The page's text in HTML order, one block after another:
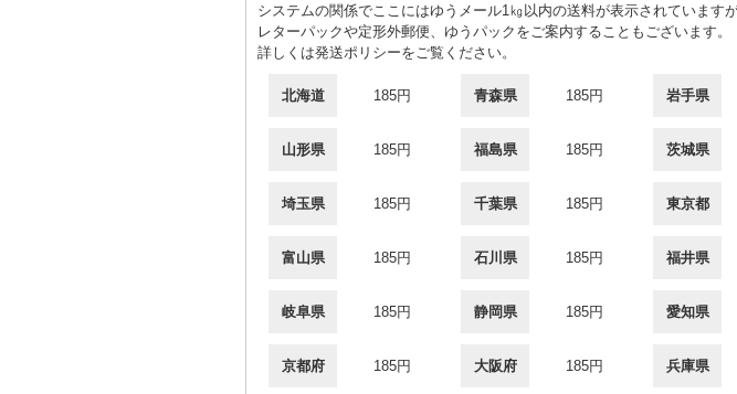
システムの関係でここにはゆうメール1㎏以内の送料が表示されていま
レターパックや定形外郵便、ゆうパックをご案内することもございます。
詳しくは発送ポリシーをご覧ください。
北海道 185円 青森県 185円 岩手県
山形県 185円 福島県 185円 茨城県
埼玉県 185円 千葉県 185円 東京都
富山県 185円 石川県 185円 福井県
岐阜県 185円 静岡県 185円 愛知県
京都府 185円 大阪府 185円 兵庫県